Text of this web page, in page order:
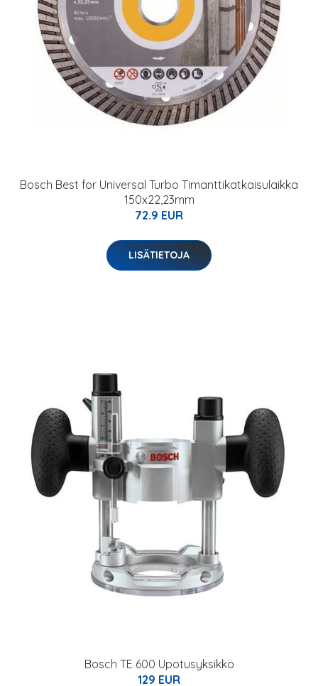
Bosch Best for Universal Turbo Timanttikatkaisulaikka
150x22,23mm
72.9 EUR
LISÄTIETOJA
Bosch TE 600 Upotusyksikkö
129 EUR